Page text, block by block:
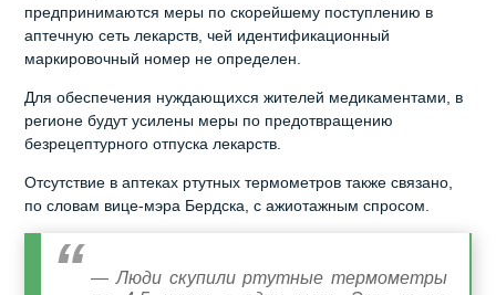
предпринимаются меры по скорейшему поступлению в
аптечную сеть лекарств, чей идентификационный
маркировочный номер не определен.
Для обеспечения нуждающихся жителей медикаментами, в
регионе будут усилены меры по предотвращению
безрецептурного отпуска лекарств.
Отсутствие в аптеках ртутных термометров также связано,
по словам вице-мэра Бердска, с ажиотажным спросом.
— Люди скупили ртутные термометры